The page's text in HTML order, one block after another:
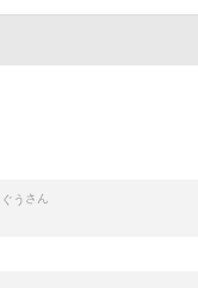
う さん